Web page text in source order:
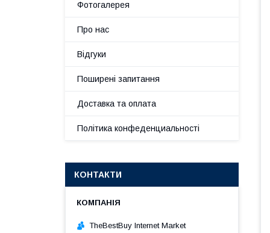
Фотогалерея
Про нас
Відгуки
Поширені запитання
Доставка та оплата
Політика конфеденциальності
КОНТАКТИ
TheBestBuy Internet Market